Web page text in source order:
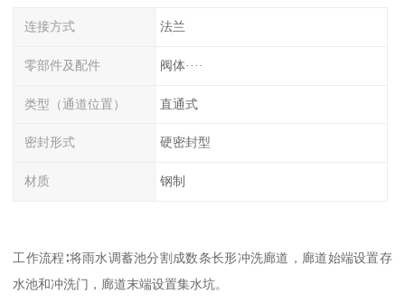
连接方式 法兰
零部件及配件 阀体····
类型（通道位置） 直通式
密封形式 硬密封型
材质 钢制
工作流程∶将雨水调蓄池分割成数条长形冲洗廊道，廊道始端设置存
水池和冲洗门，廊道末端设置集水坑。